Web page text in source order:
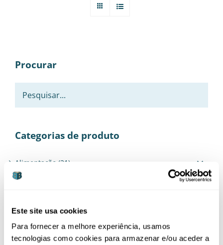
Este site usa cookies
Para fornecer a melhore experiência, usamos
tecnologias como cookies para armazenar e/ou aceder a
Procurar
Categorias de produto
Alimentação (21)
Bebé
Casa de Banho (1)
Conjuntos Essenciais (6)